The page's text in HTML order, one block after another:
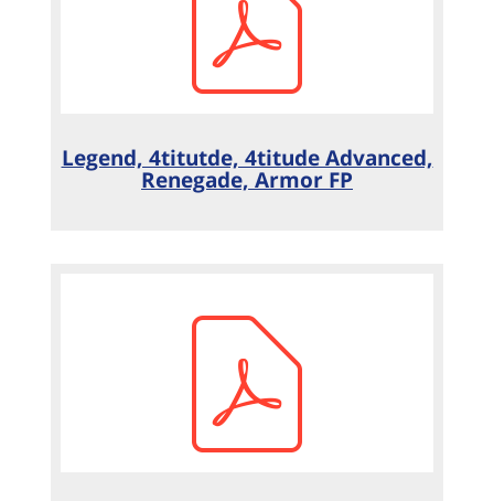
Legend, 4titutde, 4titude Advanced,
Renegade, Armor FP